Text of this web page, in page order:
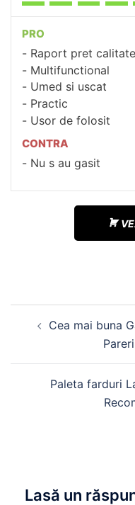
PRO
Raport pret
Multifunctional
Umed si uscat
Practic
Usor de folosit
CONTRA
Nu s au gasit
Cea mai buna
Paleta farduri
Lasă un